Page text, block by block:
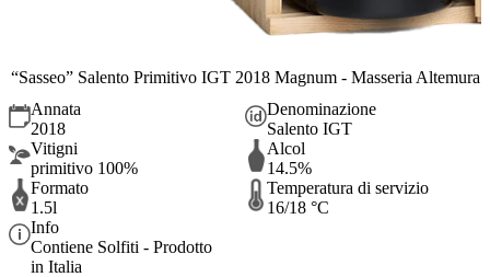
“Sasseo” Salento Primitivo IGT 2018 Magnum - Masseria Altemura
Annata
2018
Denominazione
Salento IGT
Vitigni
primitivo 100%
Alcol
14.5%
Formato
1.5l
Temperatura di servizio
16/18 °C
Info
Contiene Solfiti - Prodotto
in Italia